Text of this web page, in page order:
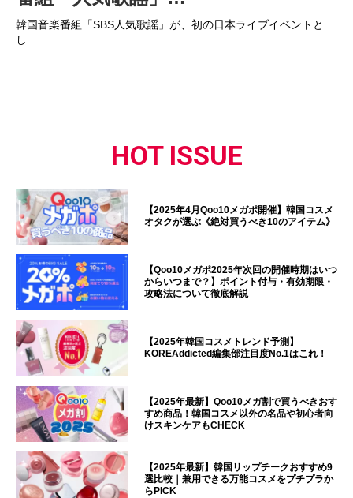
韓国音楽番組「SBS人気歌謡」が、初の日本ライブイベントと
し…
HOT ISSUE
【2025年4月Qoo10メガポ開催】韓国コスメ
オタクが選ぶ《絶対買うべき10のアイテム》
【Qoo10メガポ2025年次回の開催時期はいつ
からいつまで？】ポイント付与・有効期限・
攻略法について徹底解説
【2025年韓国コスメトレンド予測】
KOREAddicted編集部注目度No.1はこれ！
【2025年最新】Qoo10メガ割で買うべきおす
すめ商品！韓国コスメ以外の名品や初心者向
けスキンケアもCHECK
【2025年最新】韓国リップチークおすすめ9
選比較｜兼用できる万能コスメをプチプラか
らPICK